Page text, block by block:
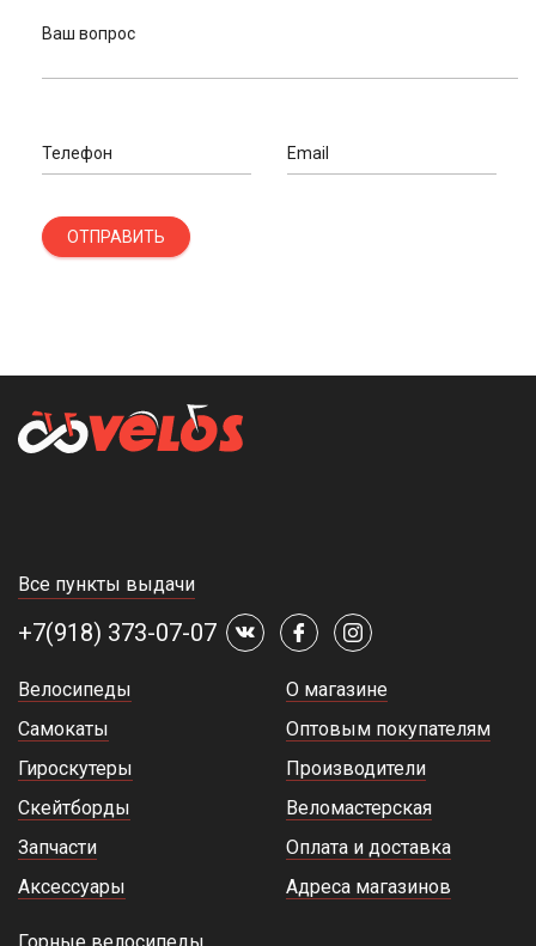
Ваш вопрос
Телефон Email
ОТПРАВИТЬ
Все пункты выдачи
+7(918) 373-07-07
Велосипеды
Самокаты
Гироскутеры
Скейтборды
Запчасти
Аксессуары
О магазине
Оптовым покупателям
Производители
Веломастерская
Оплата и доставка
Адреса магазинов